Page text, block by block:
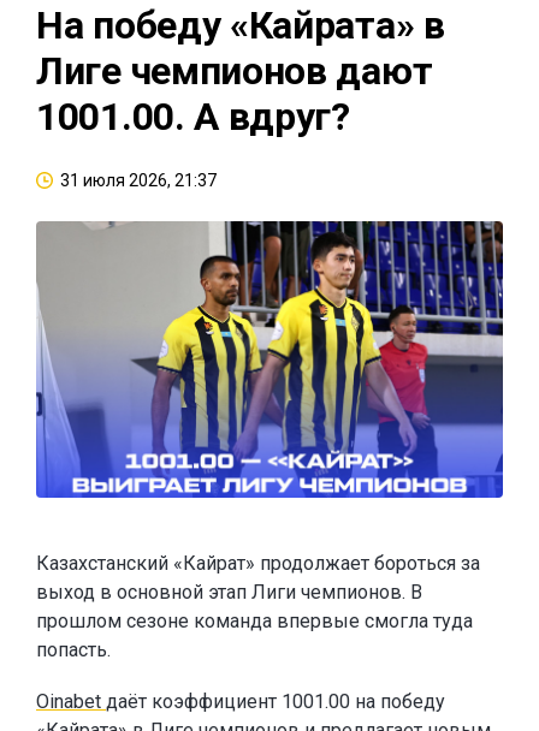
На победу «Кайрата» в
Лиге чемпионов дают
1001.00. А вдруг?
31 июля 2026, 21:37
Казахстанский «Кайрат» продолжает бороться за
выход в основной этап Лиги чемпионов. В
прошлом сезоне команда впервые смогла туда
попасть.
Oinabet даёт коэффициент 1001.00 на победу